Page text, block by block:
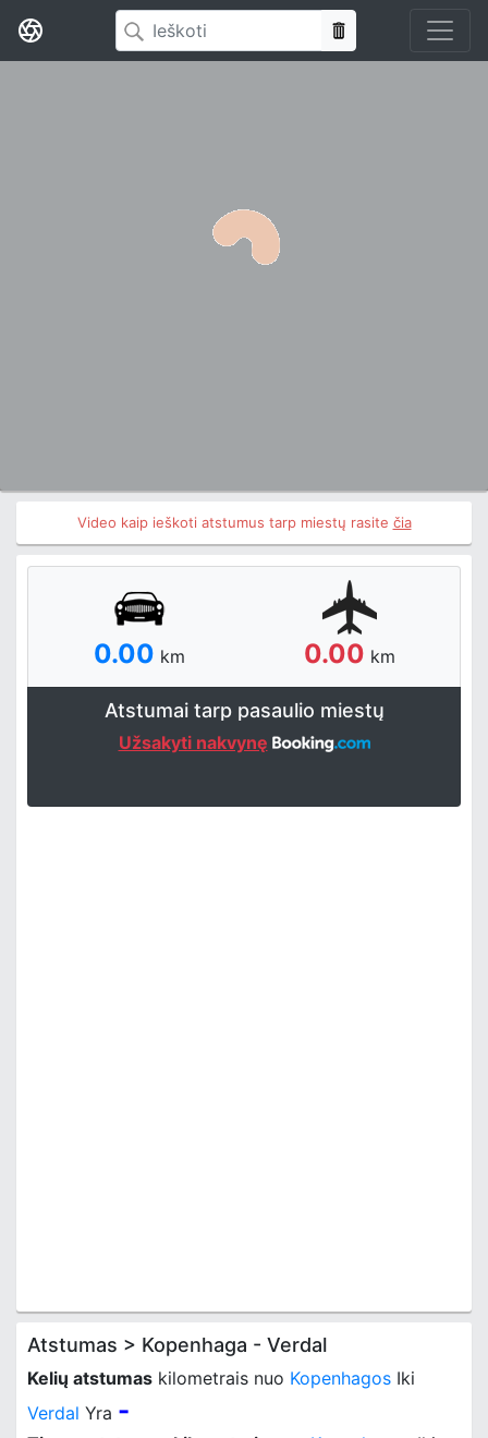
Video kaip ieškoti atstumus tarp miestų rasite čia
0.00 km 0.00 km
Atstumai tarp pasaulio miestų
Užsakyti nakvynę
Atstumas > Kopenhaga - Verdal
Kelių atstumas kilometrais nuo Kopenhagos Iki
Verdal Yra -